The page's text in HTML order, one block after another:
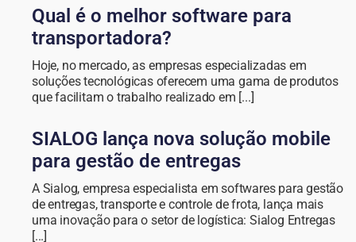
Qual é o melhor software para
transportadora?
Hoje, no mercado, as empresas especializadas em
soluções tecnológicas oferecem uma gama de produtos
que facilitam o trabalho realizado em [...]
SIALOG lança nova solução mobile
para gestão de entregas
A Sialog, empresa especialista em softwares para gestão
de entregas, transporte e controle de frota, lança mais
uma inovação para o setor de logística: Sialog Entregas
[...]